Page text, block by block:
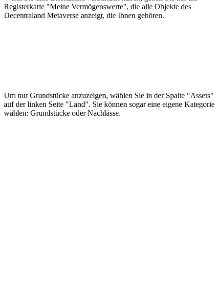
Registerkarte "Meine Vermögenswerte", die alle Objekte des
Decentraland Metaverse anzeigt, die Ihnen gehören.
Um nur Grundstücke anzuzeigen, wählen Sie in der Spalte "Assets"
auf der linken Seite "Land". Sie können sogar eine eigene Kategorie
wählen: Grundstücke oder Nachlässe.